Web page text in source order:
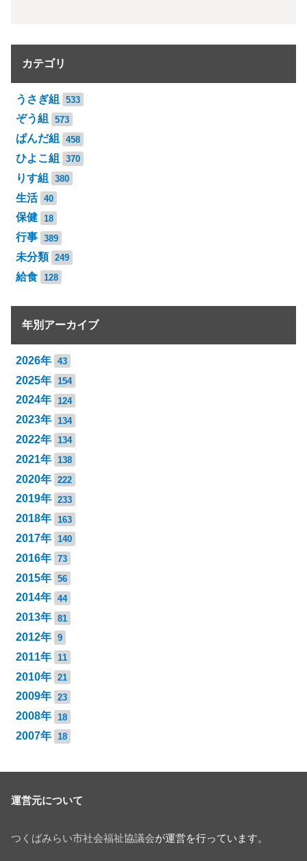
カテゴリ
うさぎ組 533
ぞう組 573
ぱんだ組 458
ひよこ組 370
りす組 380
生活 40
保健 18
行事 389
未分類 249
給食 128
年別アーカイブ
2026年 43
2025年 154
2024年 124
2023年 134
2022年 134
2021年 138
2020年 222
2019年 233
2018年 163
2017年 140
2016年 73
2015年 56
2014年 44
2013年 81
2012年 9
2011年 11
2010年 21
2009年 23
2008年 18
2007年 18
運営元について
つくばみらい市社会福祉協議会が運営を行っています。